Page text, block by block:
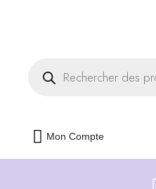
Mon Compte